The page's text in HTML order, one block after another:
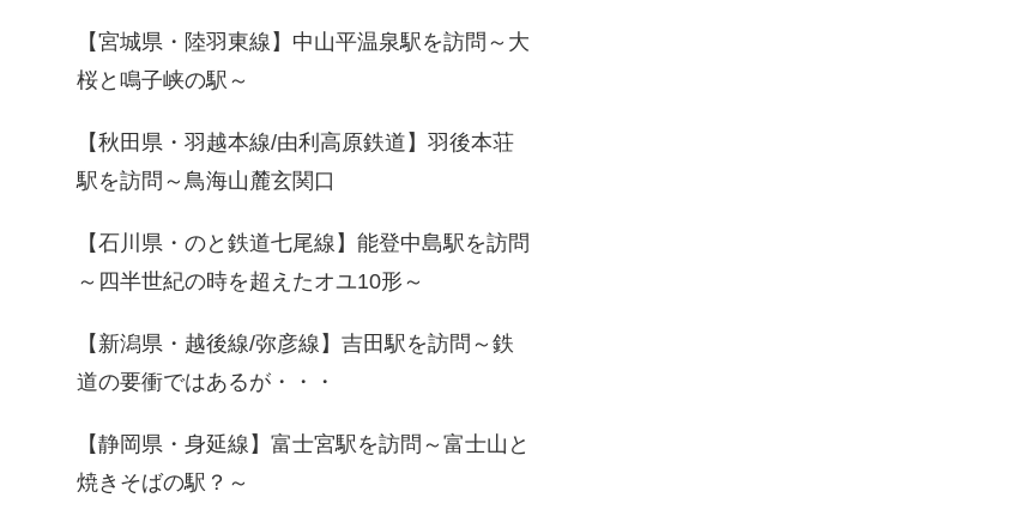
【宮城県・陸羽東線】中山平温泉駅を訪問～大
桜と鳴子峡の駅～
【秋田県・羽越本線/由利高原鉄道】羽後本荘
駅を訪問～鳥海山麓玄関口
【石川県・のと鉄道七尾線】能登中島駅を訪問
～四半世紀の時を超えたオユ10形～
【新潟県・越後線/弥彦線】吉田駅を訪問～鉄
道の要衝ではあるが・・・
【静岡県・身延線】富士宮駅を訪問～富士山と
焼きそばの駅？～